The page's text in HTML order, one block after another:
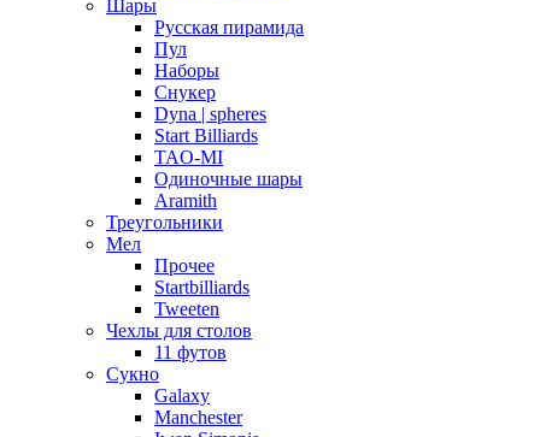
Шары
Русская пирамида
Пул
Наборы
Снукер
Dyna | spheres
Start Billiards
TAO-MI
Одиночные шары
Aramith
Треугольники
Мел
Прочее
Startbilliards
Tweeten
Чехлы для столов
11 футов
Сукно
Galaxy
Manchester